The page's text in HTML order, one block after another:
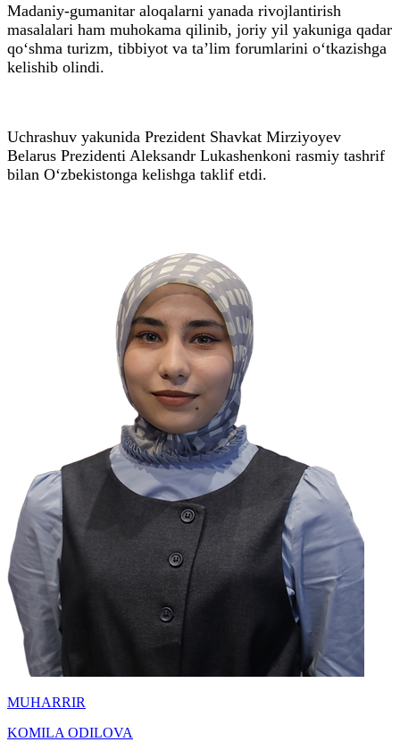
Madaniy-gumanitar aloqalarni yanada rivojlantirish
masalalari ham muhokama qilinib, joriy yil yakuniga qadar
qo‘shma turizm, tibbiyot va ta’lim forumlarini o‘tkazishga
kelishib olindi.
Uchrashuv yakunida Prezident Shavkat Mirziyoyev
Belarus Prezidenti Aleksandr Lukashenkoni rasmiy tashrif
bilan O‘zbekistonga kelishga taklif etdi.
MUHARRIR
KOMILA ODILOVA